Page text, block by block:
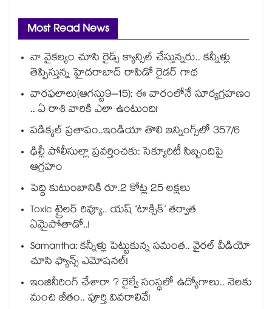
Most Read News
నా వైకల్యం చూసి రైడ్స్ క్యాన్సిల్ చేస్తున్నరు.. కన్నీళ్లు
తెప్పిస్తున్న హైదరాబాద్ రాపిడో రైడర్ గాథ
వారఫలాలు(ఆగస్టు9–15): ఈ వారంలోనే సూర్యగ్రహణం
.. ఏ రాశి వారికి ఎలా ఉంటుంది!
పడిక్కల్‌‌ ప్రతాపం..ఇండియా తొలి ఇన్నింగ్స్‌‌లో 357/6
ఢిల్లీ పోలీసుల్లా ప్రవర్తించకు: సెక్యూరిటీ సిబ్బందిపై
ఆగ్రహం
పెద్ది కుటుంబానికి రూ.2 కోట్ల 25 లక్షలు
Toxic ట్రైలర్ రివ్యూ.. యష్ ‘టాక్సిక్’ తర్వాత
ఏమైపోతాడో..!
Samantha: కన్నీళ్లు పెట్టుకున్న సమంత.. వైరల్ వీడియో
చూసి ఫ్యాన్స్ ఎమోషనల్!
ఇంజినీరింగ్ చేశారా ? రైల్వే సంస్థలో ఉద్యోగాలు.. నెలకు
మంచి జీతం.. పూర్తి వివరాలివే!